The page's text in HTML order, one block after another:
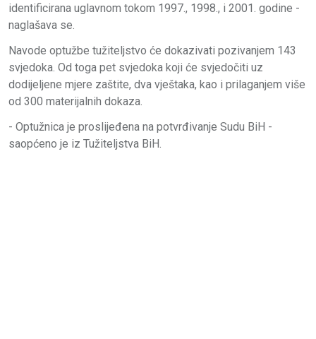
identificirana uglavnom tokom 1997., 1998., i 2001. godine -
naglašava se.
Navode optužbe tužiteljstvo će dokazivati pozivanjem 143
svjedoka. Od toga pet svjedoka koji će svjedočiti uz
dodijeljene mjere zaštite, dva vještaka, kao i prilaganjem više
od 300 materijalnih dokaza.
- Optužnica je proslijeđena na potvrđivanje Sudu BiH -
saopćeno je iz Tužiteljstva BiH.